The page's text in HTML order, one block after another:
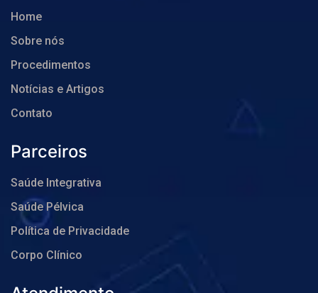
Home
Sobre nós
Procedimentos
Notícias e Artigos
Contato
Parceiros
Saúde Integrativa
Saúde Pélvica
Política de Privacidade
Corpo Clínico